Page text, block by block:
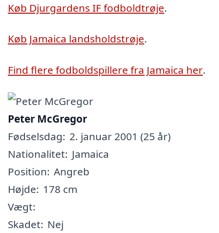
Køb Djurgardens IF fodboldtrøje.
Køb Jamaica landsholdstrøje.
Find flere fodboldspillere fra Jamaica her.
Peter McGregor
Fødselsdag: 2. januar 2001 (25 år)
Nationalitet: Jamaica
Position: Angreb
Højde: 178 cm
Vægt:
Skadet: Nej